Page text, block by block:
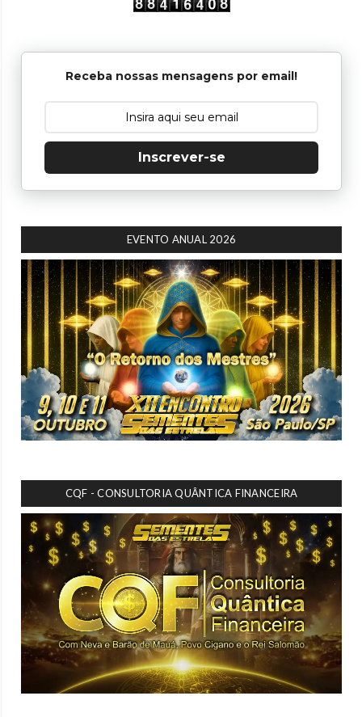
Receba nossas mensagens por email!
Inscrever-se
EVENTO ANUAL 2026
CQF - CONSULTORIA QUÂNTICA FINANCEIRA